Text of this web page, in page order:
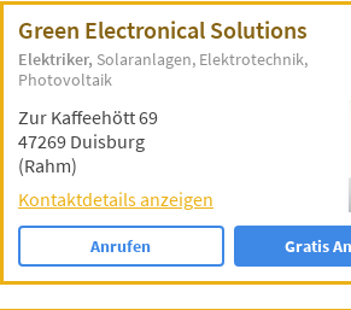
Green Electronical Solutions
Elektriker Solaranlagen Elektrotechnik
Photovoltaik
Zur Kaffeehött 69
47269 Duisburg
(Rahm)
Kontaktdetails anzeigen
Anrufen Gratis